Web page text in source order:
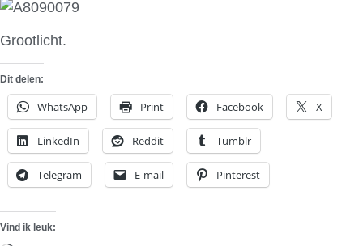
Grootlicht.
Dit delen:
WhatsApp Print Facebook X
LinkedIn Reddit Tumblr
Telegram E-mail Pinterest
Vind ik leuk: